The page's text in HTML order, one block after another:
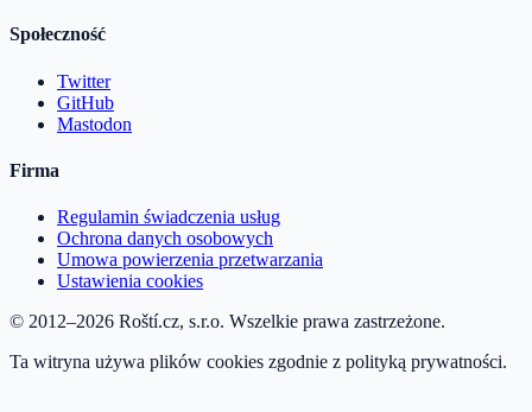
Społeczność
Twitter
GitHub
Mastodon
Firma
Regulamin świadczenia usług
Ochrona danych osobowych
Umowa powierzenia przetwarzania
Ustawienia cookies
© 2012–2026 Roští.cz, s.r.o. Wszelkie prawa zastrzeżone.
Ta witryna używa plików cookies zgodnie z polityką prywatności.